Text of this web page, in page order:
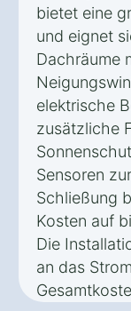
bietet eine
und eignet
Dachräume
elektrische
zusätzliche
Sensoren
Schließung
Kosten auf
Die
an das